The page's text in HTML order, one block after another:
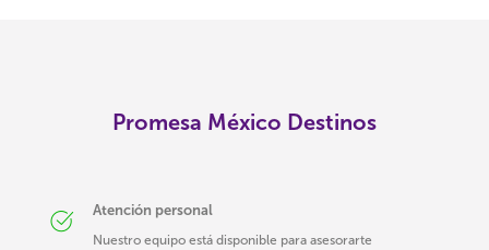
Promesa México Destinos
Atención personal
Nuestro equipo está disponible para asesorarte